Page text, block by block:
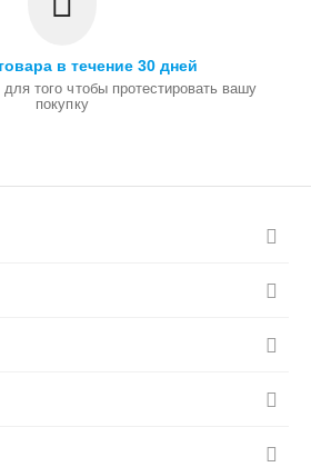
в течение 30 дней
того чтобы протестировать вашу
покупку